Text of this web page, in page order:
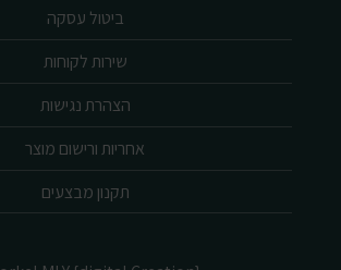
ביטול עסקה
שירות לקוחות
הצהרת נגישות
אחריות ורישום מוצר
תקנון מבצעים